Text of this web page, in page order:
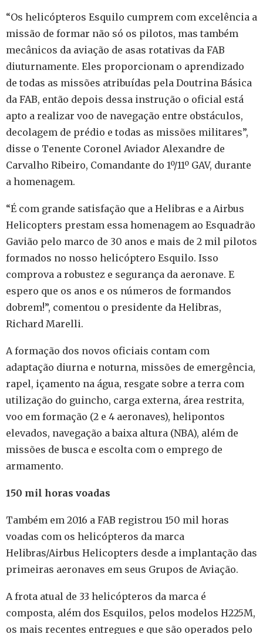
“Os helicópteros Esquilo cumprem com excelência a
missão de formar não só os pilotos, mas também
mecânicos da aviação de asas rotativas da FAB
diuturnamente. Eles proporcionam o aprendizado
de todas as missões atribuídas pela Doutrina Básica
da FAB, então depois dessa instrução o oficial está
apto a realizar voo de navegação entre obstáculos,
decolagem de prédio e todas as missões militares”,
disse o Tenente Coronel Aviador Alexandre de
Carvalho Ribeiro, Comandante do 1º/11º GAV, durante
a homenagem.
“É com grande satisfação que a Helibras e a Airbus
Helicopters prestam essa homenagem ao Esquadrão
Gavião pelo marco de 30 anos e mais de 2 mil pilotos
formados no nosso helicóptero Esquilo. Isso
comprova a robustez e segurança da aeronave. E
espero que os anos e os números de formandos
dobrem!”, comentou o presidente da Helibras,
Richard Marelli.
A formação dos novos oficiais contam com
adaptação diurna e noturna, missões de emergência,
rapel, içamento na água, resgate sobre a terra com
utilização do guincho, carga externa, área restrita,
voo em formação (2 e 4 aeronaves), helipontos
elevados, navegação a baixa altura (NBA), além de
missões de busca e escolta com o emprego de
armamento.
150 mil horas voadas
Também em 2016 a FAB registrou 150 mil horas
voadas com os helicópteros da marca
Helibras/Airbus Helicopters desde a implantação das
primeiras aeronaves em seus Grupos de Aviação.
A frota atual de 33 helicópteros da marca é
composta, além dos Esquilos, pelos modelos H225M,
os mais recentes entregues e que são operados pelo